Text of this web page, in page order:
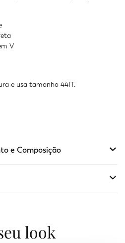
V
e usa tamanho 44IT.
e Composição
look